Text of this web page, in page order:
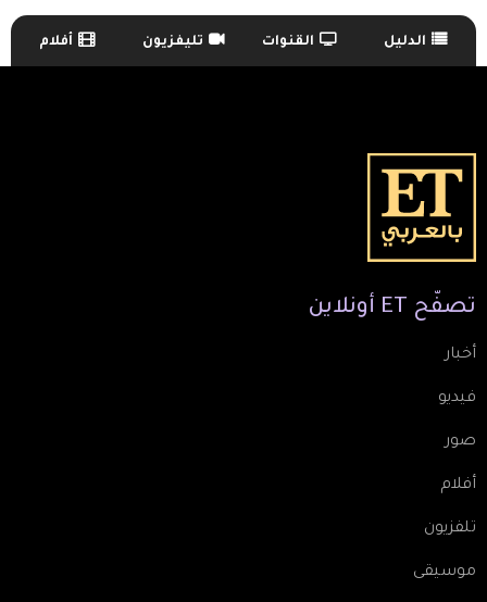
TV Guide Menu الدليل القنوات تليفزيون أفلام
تصفّح ET أونلاين
أخبار
فيديو
صور
أفلام
تلفزيون
موسيقى